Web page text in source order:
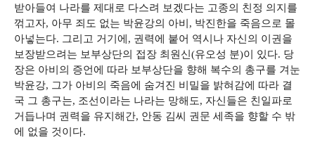
받아들여 나라를 제대로 다스려 보겠다는 고종의 친정 의지를
꺾고자, 아무 죄도 없는 박윤강의 아비, 박진한을 죽음으로 몰
아넣는다. 그리고 거기에, 권력에 붙어 역시나 자신의 이권을
보장받으려는 보부상단의 접장 최원신(유오성 분)이 있다. 당
장은 아비의 증언에 따라 보부상단을 향해 복수의 총구를 겨눈
박윤강, 그가 아비의 죽음에 숨겨진 비밀을 밝혀감에 따라 결
국 그 총구는, 조선이라는 나라는 망해도, 자신들은 친일파로
거듭나며 권력을 유지해간, 안동 김씨 권문 세족을 향할 수 밖
에 없을 것이다.